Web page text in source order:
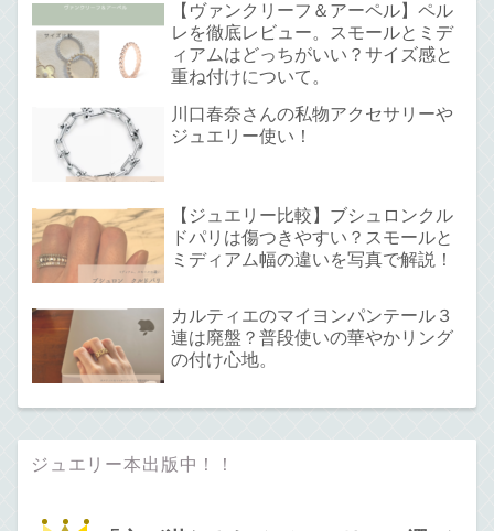
【ヴァンクリーフ＆アーペル】ペル
レを徹底レビュー。スモールとミデ
ィアムはどっちがいい？サイズ感と
重ね付けについて。
川口春奈さんの私物アクセサリーや
ジュエリー使い！
【ジュエリー比較】ブシュロンクル
ドパリは傷つきやすい？スモールと
ミディアム幅の違いを写真で解説！
カルティエのマイヨンパンテール３
連は廃盤？普段使いの華やかリング
の付け心地。
ジュエリー本出版中！！